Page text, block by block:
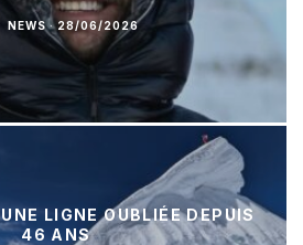
NEWS · 28/06/2026
LIGNE OUBLIÉE DEPUIS
46 ANS